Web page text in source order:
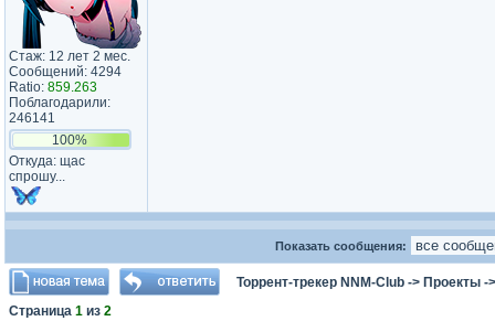
Стаж: 12 лет 2 мес.
Сообщений: 4294
Ratio: 859.263
Поблагодарили:
246141
100%
Откуда: щас
спрошу...
Показать сообщения:
Торрент-трекер NNM-Club -> Проекты -
Страница 1 из 2